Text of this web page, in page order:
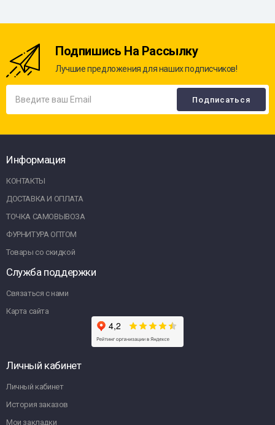
Подпишись На Рассылку
Лучшие предложения для наших подписчиков!
Информация
КОНТАКТЫ
ДОСТАВКА И ОПЛАТА
ТОЧКА САМОВЫВОЗА
ФУРНИТУРА ОПТОМ
Товары со скидкой
Служба поддержки
Связаться с нами
Карта сайта
Личный кабинет
Личный кабинет
История заказов
Мои закладки